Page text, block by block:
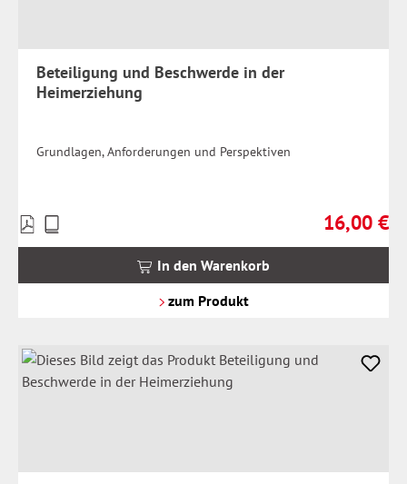
Beteiligung und Beschwerde in der
Heimerziehung
Grundlagen, Anforderungen und Perspektiven
Regulärer
16,00 €
Preise
inkl.
In den Warenkorb
zum Produkt